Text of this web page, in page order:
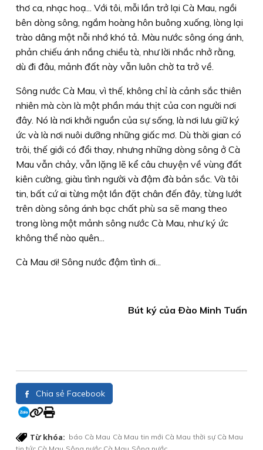
thơ ca, nhạc hoạ... Với tôi, mỗi lần trở lại Cà Mau, ngồi
bên dòng sông, ngắm hoàng hôn buông xuống, lòng lại
trào dâng một nỗi nhớ khó tả. Màu nước sông óng ánh,
phản chiếu ánh nắng chiều tà, như lời nhắc nhở rằng,
dù đi đâu, mảnh đất này vẫn luôn chờ ta trở về.
Sông nước Cà Mau, vì thế, không chỉ là cảnh sắc thiên
nhiên mà còn là một phần máu thịt của con người nơi
đây. Nó là nơi khởi nguồn của sự sống, là nơi lưu giữ ký
ức và là nơi nuôi dưỡng những giấc mơ. Dù thời gian có
trôi, thế giới có đổi thay, nhưng những dòng sông ở Cà
Mau vẫn chảy, vẫn lặng lẽ kể câu chuyện về vùng đất
kiên cường, giàu tình người và đậm đà bản sắc. Và tôi
tin, bất cứ ai từng một lần đặt chân đến đây, từng lướt
trên dòng sông ánh bạc chất phù sa sẽ mang theo
trong lòng một mảnh sông nước Cà Mau, như ký ức
không thể nào quên...
Cà Mau ơi! Sông nước đậm tình ơi...
Bút ký của Ðào Minh Tuấn
Chia sẻ Facebook
Từ khóa: báo Cà Mau Cà Mau tin mới Cà Mau thời sự Cà Mau